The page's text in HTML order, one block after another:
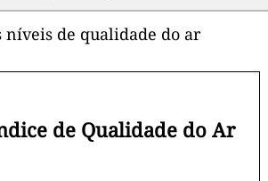
níveis de qualidade do ar
de Qualidade do Ar